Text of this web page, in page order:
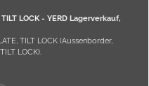
LOCK - YERD Lagerverkauf,
TILT LOCK (Aussenborder,
LOCK).